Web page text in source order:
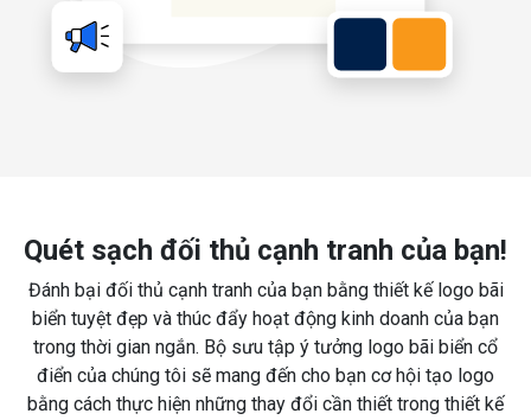
Quét sạch đối thủ cạnh tranh của bạn!
Đánh bại đối thủ cạnh tranh của bạn bằng thiết kế logo bãi
biển tuyệt đẹp và thúc đẩy hoạt động kinh doanh của bạn
trong thời gian ngắn. Bộ sưu tập ý tưởng logo bãi biển cổ
điển của chúng tôi sẽ mang đến cho bạn cơ hội tạo logo
bằng cách thực hiện những thay đổi cần thiết trong thiết kế